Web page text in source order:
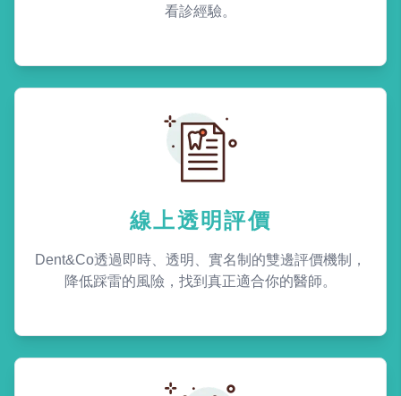
看診經驗。
線上透明評價
Dent&Co透過即時、透明、實名制的雙邊評價機制，
降低踩雷的風險，找到真正適合你的醫師。